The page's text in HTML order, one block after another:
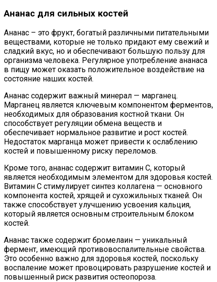
Ананас для сильных костей
Ананас – это фрукт, богатый различными питательными
веществами, которые не только придают ему свежий и
сладкий вкус, но и обеспечивают большую пользу для
организма человека. Регулярное употребление ананаса
в пищу может оказать положительное воздействие на
состояние наших костей.
Ананас содержит важный минерал — марганец.
Марганец является ключевым компонентом ферментов,
необходимых для образования костной ткани. Он
способствует регуляции обмена веществ и
обеспечивает нормальное развитие и рост костей.
Недостаток марганца может привести к ослаблению
костей и повышенному риску переломов.
Кроме того, ананас содержит витамин C, который
является необходимым элементом для здоровья костей.
Витамин C стимулирует синтез коллагена — основного
компонента костей, хрящей и сухожильных тканей. Он
также способствует улучшению усвоения кальция,
который является основным строительным блоком
костей.
Ананас также содержит бромелаин — уникальный
фермент, имеющий противовоспалительные свойства.
Это особенно важно для здоровья костей, поскольку
воспаление может провоцировать разрушение костей и
повышенный риск развития остеопороза.